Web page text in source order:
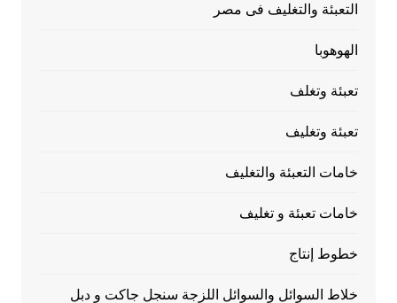
التعبئة والتغليف فى مصر
الهوهوبا
تعبئة وتغلف
تعبئة وتغليف
خامات التعبئة والتغليف
خامات تعبئة و تغليف
خطوط إنتاج
خلاط السوائل والسوائل اللزجة سنجل جاكت و دبل